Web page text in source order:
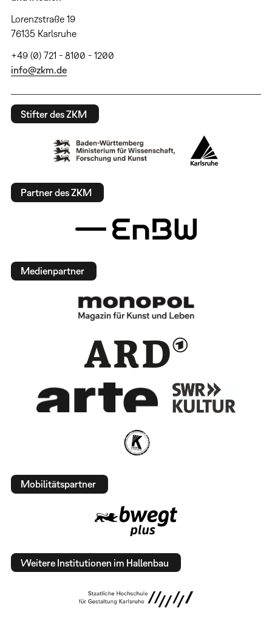
Lorenzstraße 19
76135 Karlsruhe
+49 (0) 721 - 8100 - 1200
info@zkm.de
Stifter des ZKM
Partner des ZKM
Medienpartner
Mobilitätspartner
Weitere Institutionen im Hallenbau